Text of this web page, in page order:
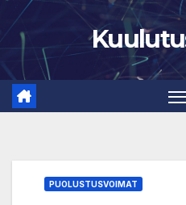
Skip
content
PUOLUSTUSVOIMAT